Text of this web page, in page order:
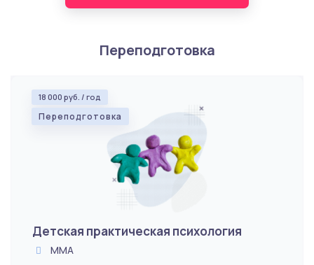
Переподготовка
18 000 руб. / год
Переподготовка
Детская практическая психология
ММА